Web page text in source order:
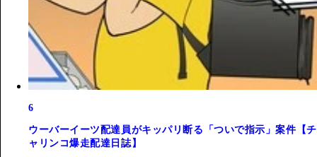
6
ウーバーイーツ配達員がキッパリ断る「ついで指示」案件【チ
ャリンコ爆走配達日誌】